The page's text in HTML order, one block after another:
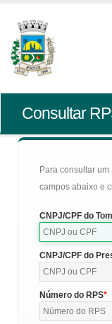
Consultar
Para consultar
campos abaixo e
CNPJ/CPF do
CNPJ/CPF do
Número do RPS